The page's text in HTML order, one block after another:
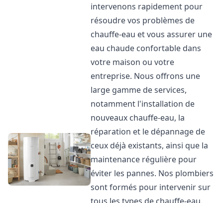
intervenons rapidement pour
résoudre vos problèmes de
chauffe-eau et vous assurer une
eau chaude confortable dans
votre maison ou votre
entreprise. Nous offrons une
large gamme de services,
notamment l'installation de
nouveaux chauffe-eau, la
réparation et le dépannage de
ceux déjà existants, ainsi que la
maintenance régulière pour
éviter les pannes. Nos plombiers
sont formés pour intervenir sur